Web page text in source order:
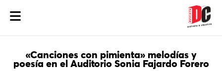
«Canciones con pimienta» melodías y
poesía en el Auditorio Sonia Fajardo Forero